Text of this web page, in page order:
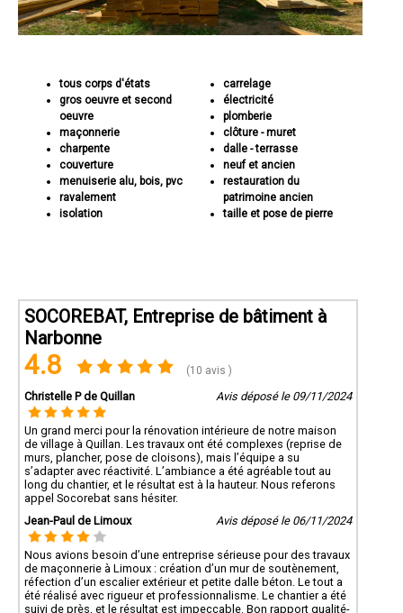
tous corps d'états
gros oeuvre et second
oeuvre
maçonnerie
charpente
couverture
menuiserie alu, bois, pvc
ravalement
isolation
carrelage
électricité
plomberie
clôture - muret
dalle - terrasse
neuf et ancien
restauration du
patrimoine ancien
taille et pose de pierre
SOCOREBAT, Entreprise de bâtiment à
Narbonne
4.8 (10 avis )
Christelle P de Quillan Avis déposé le 09/11/2024
Un grand merci pour la rénovation intérieure de notre maison
de village à Quillan. Les travaux ont été complexes (reprise de
murs, plancher, pose de cloisons), mais l’équipe a su
s’adapter avec réactivité. L’ambiance a été agréable tout au
long du chantier, et le résultat est à la hauteur. Nous referons
appel Socorebat sans hésiter.
Jean-Paul de Limoux
Avis déposé le 06/11/2024
Nous avions besoin d’une entreprise sérieuse pour des travaux
de maçonnerie à Limoux : création d’un mur de soutènement,
réfection d’un escalier extérieur et petite dalle béton. Le tout a
été réalisé avec rigueur et professionnalisme. Le chantier a été
suivi de près, et le résultat est impeccable. Bon rapport qualité-